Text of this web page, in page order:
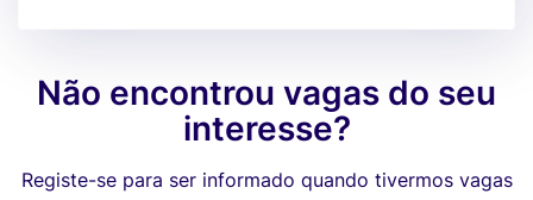
Não encontrou vagas do seu
interesse?
Registe-se para ser informado quando tivermos vagas